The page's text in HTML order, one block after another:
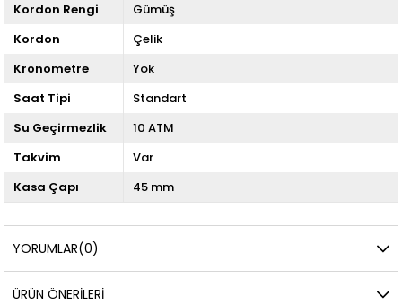
Kordon Rengi
Gümüş
Kordon
Çelik
Kronometre
Yok
Saat Tipi
Standart
Su Geçirmezlik
10 ATM
Takvim
Var
Kasa Çapı
45 mm
YORUMLAR(0)
ÜRÜN ÖNERILERI